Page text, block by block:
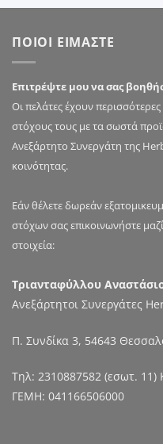
ΠΟΙΟΙ ΕΙΜΑΣΤΕ
Επιτρέψτε μου να σας
Οι πελάτες έχουν
στόχους τους με τα σωστά
Ανεξάρτητο Συνεργάτη της
κοινότητας.
Εάν θέλετε δωρεάν
στόχων σας επικοινωνήστε
στοιχεία:
Τριανταφύλλου
Ανεξάρτητοι Συνεργάτες
Π. Συνδίκα 3, 54643
Τηλ: 2310887582 (εσωτ. 11)
ΓΕΜΗ: 041166506000